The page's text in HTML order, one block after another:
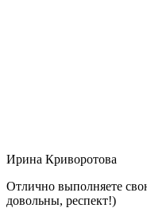
Ирина Криворотова
Отлично выполняете
довольны, респект!)